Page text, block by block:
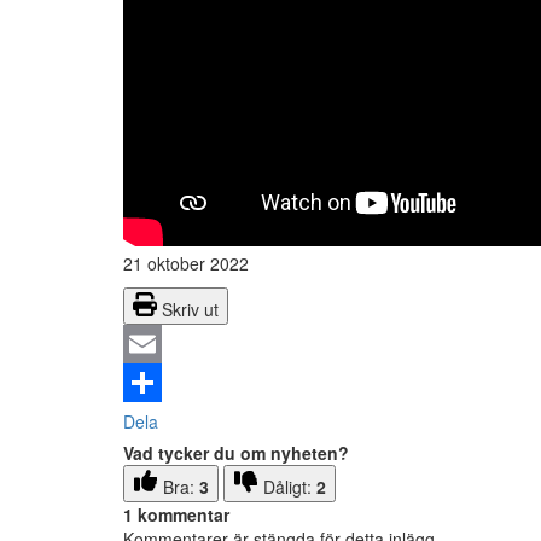
21 oktober 2022
Skriv ut
Email
Dela
Vad tycker du om nyheten?
Bra: 3 Dåligt: 2
1 kommentar